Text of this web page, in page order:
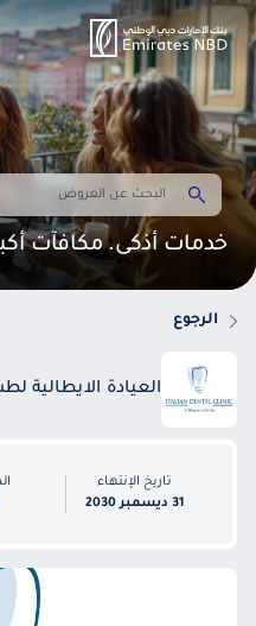
خدمات أذكى. مكافآت
الرجوع
العيادة الايطالية
تاريخ الإنتهاء
31 ديسمبر 2030